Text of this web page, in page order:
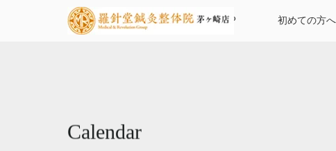
TOP 初めての方へ
Calendar